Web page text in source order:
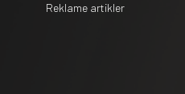
Reklame artikler